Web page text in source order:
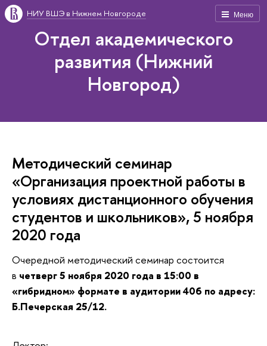
Меню
НИУ ВШЭ в Нижнем Новгороде
Отдел академического
развития (Нижний
Новгород)
Методический семинар
«Организация проектной работы в
условиях дистанционного обучения
студентов и школьников», 5 ноября
2020 года
Очередной методический семинар состоится
в четверг 5 ноября 2020 года в 15:00 в
«гибридном» формате в аудитории 406 по адресу:
Б.Печерская 25/12.